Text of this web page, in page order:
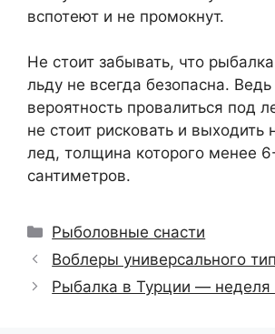
вспотеют и не промокнут.
Не стоит забывать, что
льду не всегда безопасна. Ведь
вероятность провалиться под
не стоит рисковать и выходить
лед, толщина которого менее
сантиметров.
Рубрики
Рыболовные снасти
Воблеры универсального
Рыбалка в Турции — неделя